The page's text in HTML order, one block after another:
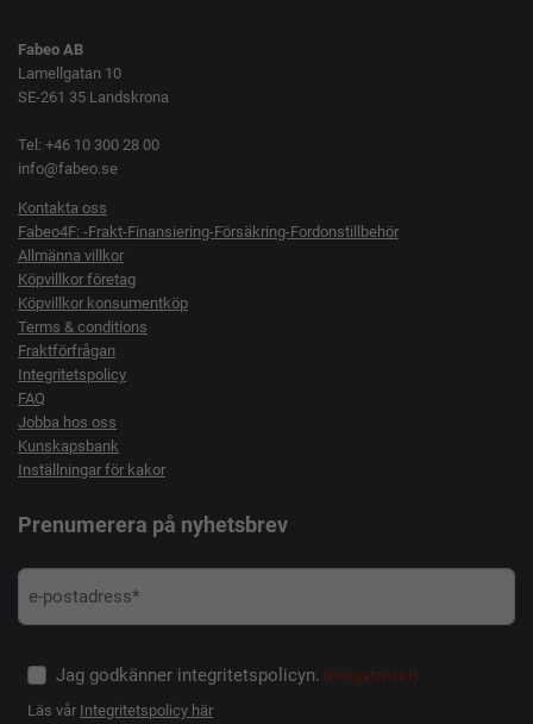
Fabeo AB
Lamellgatan 10
SE-261 35 Landskrona
Tel: +46 10 300 28 00
info@fabeo.se
Kontakta oss
Fabeo4F: -Frakt-Finansiering-Försäkring-Fordonstillbehör
Allmänna villkor
Köpvillkor företag
Köpvillkor konsumentköp
Terms & conditions
Fraktförfrågan
Integritetspolicy
FAQ
Jobba hos oss
Kunskapsbank
Inställningar för kakor
Prenumerera på nyhetsbrev
Jag godkänner integritetspolicyn. (Obligatoriskt)
Läs vår Integritetspolicy här